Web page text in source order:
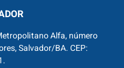
Alfa, número
Salvador/BA. CEP: